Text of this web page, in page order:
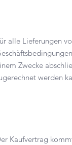
alle Lieferungen
Zwecke
werden
Kaufvertrag